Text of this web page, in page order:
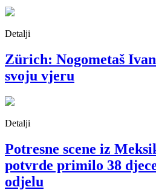
Detalji
Zürich: Nogometaš
svoju vjeru
Detalji
Potresne scene iz
potvrde primilo 38
odjelu